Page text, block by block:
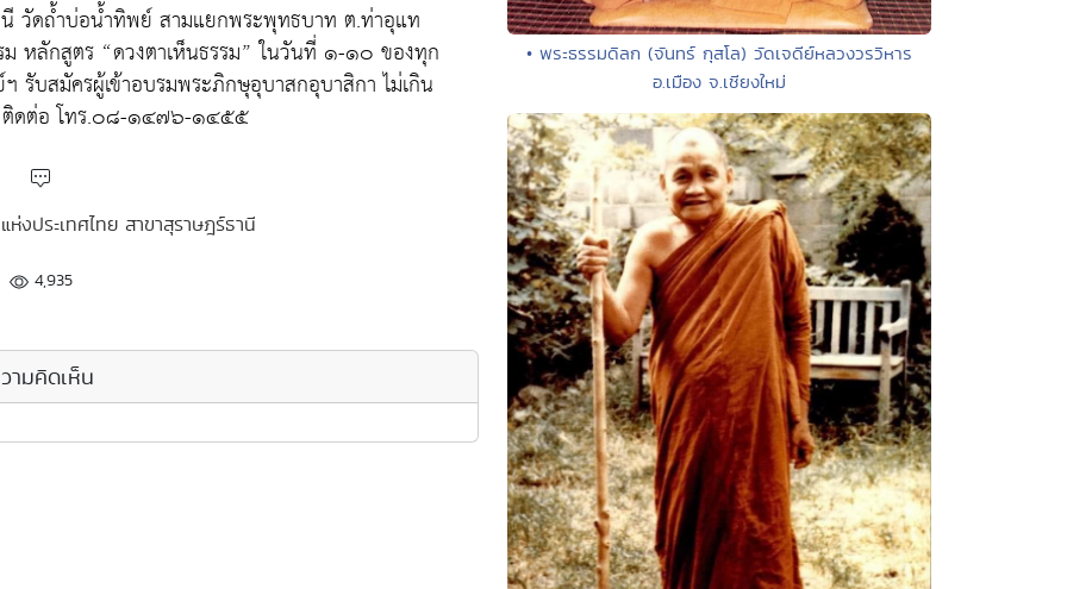
นี วัดถ้ำบ่อน้ำทิพย์ สามแยกพระพุทธบาท ต.ท่าอุแท
หลักสูตร “ดวงตาเห็นธรรม” ในวันที่ ๑-๑๐ ของทุก
รับสมัครผู้เข้าอบรมพระภิกษุอุบาสกอุบาสิกา ไม่เกิน
ติดต่อ โทร.๐๘-๑๔๗๖-๑๔๕๕
งประเทศไทย สาขาสุราษฎร์ธานี
4,935
ามคิดเห็น
• พระธรรมดิลก (จันทร์ กุสโล) วัดเจดีย์หลวงวรวิหาร
อ.เมือง จ.เชียงใหม่